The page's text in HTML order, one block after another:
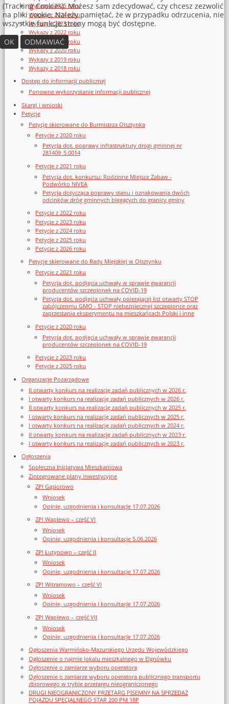
Wykazy z 2025 roku
Wykazy z 2024 roku
Wykazy z 2023 roku
Wykazy z 2022 roku
Wykazy z 2021 roku
Wykazy z 2020 roku
Wykazy z 2019 roku
Wykazy z 2018 roku
Dostęp do informacji publicznej
Ponowne wykorzystanie informacji publicznej
Skargi i wnioski
Petycje
Petycje skierowane do Burmistrza Olsztynka
Petycje z 2020 roku
Petycja dot. poprawy infrastruktury drogi gminnej nr
281409_5.0014
Petycje z 2021 roku
Petycja dot. konkursu: Rodzinne Miejsce Zabaw -
Podwórko NIVEA
Petycja dotycząca poprawy stanu i oznakowania dwóch
odcinków dróg gminnych biegących do granicy gminy
Petycje z 2022 roku
Petycje z 2023 roku
Petycje z 2024 roku
Petycje z 2025 roku
Petycje z 2026 roku
Petycje skierowane do Rady Miejskiej w Olsztynku
Petycje z 2021 roku
Petycja dot. podjęcia uchwały w sprawie gwarancji
producentów szczepionek na COVID-19
Petycja dot. podjęcia uchwały poierającej list otwarty STOP
zabójczenmu GMO - STOP niebezpiecznej szczepionce oraz
zaprzestania eksperymentu na mieszkańcach Polski i inne
Petycje z 2020 roku
Petycja dot. podjęcia uchwały w sprawie gwarancji
producentów szczepionek na COVID-19
Petycje z 2023 roku
Petycje z 2025 roku
Organizacje Pozarządowe
II otwarty konkurs na realizację zadań publicznych w 2026 r.
I otwarty konkurs na realizację zadań publicznych w 2026 r.
II otwarty konkurs na realizację zadań publicznych w 2025 r.
I otwarty konkurs na realizację zadań publicznych w 2025 r.
I otwarty konkurs na realizację zadań publicznych w 2024 r.
II otwarty konkurs na realizację zadań publicznych w 2023 r.
I otwarty konkurs na realizację zadań publicznych w 2023 r.
Ogłoszenia
Społeczna Inicjatywa Mieszkaniowa
Zintegrowane plany inwestycyjne
ZPI Gąsiorowo
Wniosek
Opinie, uzgodnienia i konsultacje 17.07.2026
ZPI Waplewo – część VI
Wniosek
Opinie, uzgodnienia i konsultacje 5.06.2026
ZPI Łutynowo – część II
Wniosek
Opinie, uzgodnienia i konsultacje 17.07.2026
ZPI Witramowo – część VI
Wniosek
Opinie, uzgodnienia i konsultacje 17.07.2026
ZPI Waplewo – część VII
Wniosek
Opinie, uzgodnienia i konsultacje 17.07.2026
Ogłoszenia Warmińsko-Mazurskiego Urzędu Wojewódzkiego
Ogłoszenie o najmie lokalu mieszkalnego w Elgnówku
Ogłoszenie o zamiarze wyboru operatora
Ogłoszenie o zamiarze wyboru operatora publicznego transportu
zbiorowego w trybie przetargu nieograniczonego
DRUGI NIEOGRANICZONY PRZETARG PISEMNY NA SPRZEDAŻ
POJAZDU SPECJALNEGO STAR 200 PM 18P
(Tracking Cookies). Możesz sam zdecydować, czy chcesz zezwolić
na pliki cookie. Należy pamiętać, że w przypadku odrzucenia, nie
wszystkie funkcje strony mogą być dostępne.
OK
ODMAWIAĆ